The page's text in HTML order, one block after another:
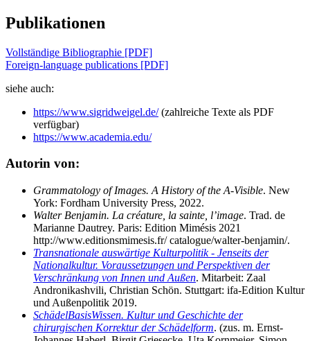
Publikationen
Vollständige Bibliographie [PDF]
Foreign-language publications [PDF]
siehe auch:
https://www.sigridweigel.de/(zahlreiche Texte als PDF
verfügbar)
https://www.academia.edu/
Autorin von:
Grammatology of Images. A History of the A-Visible. New
York: Fordham University Press, 2022.
Walter Benjamin. La créature, la sainte, l’image. Trad. de
Marianne Dautrey. Paris: Edition Mimésis 2021
http://www.editionsmimesis.fr/ catalogue/walter-benjamin/.
Transnationale auswärtige Kulturpolitik - Jenseits der
Nationalkultur. Voraussetzungen und Perspektiven der
Verschränkung von Innen und Außen. Mitarbeit: Zaal
Andronikashvili, Christian Schön. Stuttgart: ifa-Edition Kultur
und Außenpolitik 2019.
SchädelBasisWissen. Kultur und Geschichte der
chirurgischen Korrektur der Schädelform. (zus. m. Ernst-